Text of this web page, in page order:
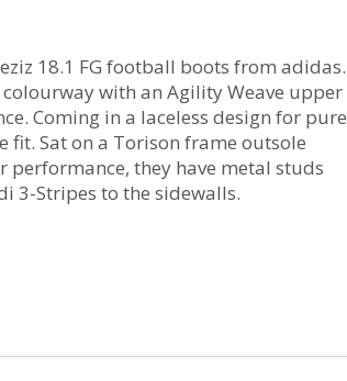
18.1 FG football boots from adidas.
with an Agility Weave upper
Coming in a laceless design for pure
fit. Sat on a Torison frame outsole
they have metal studs
3-Stripes to the sidewalls.